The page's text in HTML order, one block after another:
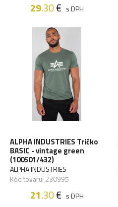
29.30€ s DPH
ALPHA INDUSTRIES Tričko
BASIC - vintage green
(100501/432)
ALPHA INDUSTRIES
Kód tovaru: 230995
21.30€ s DPH